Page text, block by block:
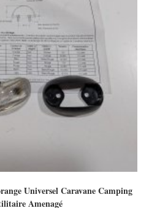
Universel Caravane Camping
Amenagé